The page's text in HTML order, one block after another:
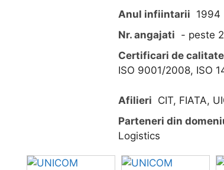
Anul infiintarii 1994
Nr. angajati - peste
Certificari de calitate
ISO 9001/2008, ISO
Afilieri CIT, FIATA,
Parteneri din
Logistics